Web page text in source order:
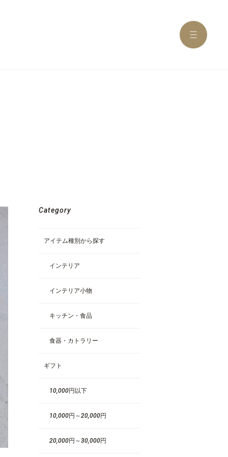
Category
アイテム種別から探す
インテリア
インテリア小物
キッチン・食品
食器・カトラリー
ギフト
10,000円以下
10,000円～20,000円
20,000円～30,000円